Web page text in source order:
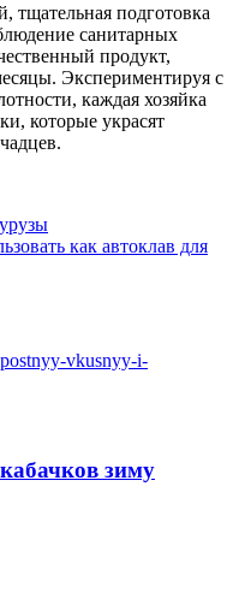
тщательная подготовка
санитарных
продукт,
Экспериментируя с
каждая хозяйка
которые украсят
как автоклав для
зиму